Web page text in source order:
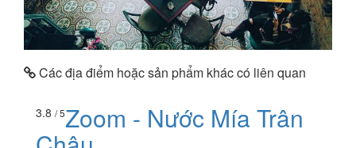
Các địa điểm hoặc sản phẩm khác có liên quan
3.8 / 5Zoom - Nước Mía Trân